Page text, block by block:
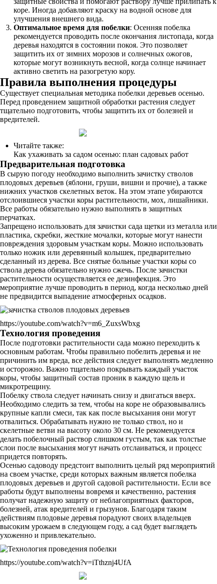
коре. Иногда добавляют краску на водной основе для
улучшения внешнего вида.
Оптимальное время для побелки: Осенняя побелка
рекомендуется проводить после окончания листопада, когда
деревья находятся в состоянии покоя. Это позволяет
защитить их от зимних морозов и солнечных ожогов,
которые могут возникнуть весной, когда солнце начинает
активно светить на разогретую кору.
Правила выполнения процедуры
Существует специальная методика побелки деревьев осенью.
Перед проведением защитной обработки растения следует
тщательно подготовить, чтобы защитить их от болезней и
вредителей.
Читайте также:
Как ухаживать за садом осенью: план садовых работ
Предварительная подготовка
В сырую погоду необходимо выполнить зачистку стволов
плодовых деревьев (яблони, груши, вишни и прочие), а также
нижних участков скелетных веток. На этом этапе убираются
отслоившиеся участки коры растительности, мох, лишайники.
Все работы обязательно нужно выполнять в защитных
перчатках.
Запрещено использовать для зачистки сада щетки из металла или
пластика, скребки, жесткие мочалки, которые могут нанести
повреждения здоровым участкам коры. Можно использовать
только ножик или деревянный колышек, предварительно
сделанный из дерева. Все снятые больные участки коры со
ствола дерева обязательно нужно сжечь. После зачистки
растительности осуществляется ее дезинфекция. Это
мероприятие лучше проводить в период, когда несколько дней
не предвидится выпадение атмосферных осадков.
https://youtube.com/watch?v=m6_ZuxsWbxg
Технология проведения
После подготовки растительности сада можно переходить к
основным работам. Чтобы правильно побелить деревья и не
причинить им вреда, все действия следует выполнять медленно
и осторожно. Важно тщательно покрывать каждый участок
коры, чтобы защитный состав проник в каждую щель и
микротрещину.
Побелку ствола следует начинать снизу и двигаться вверх.
Необходимо следить за тем, чтобы на коре не образовывались
крупные капли смеси, так как после высыхания они могут
отвалиться. Обрабатывать нужно не только ствол, но и
скелетные ветви на высоту около 30 см. Не рекомендуется
делать побелочный раствор слишком густым, так как толстые
слои после высыхания могут начать отслаиваться, и процесс
придется повторять.
Осенью садоводу предстоит выполнить целый ряд мероприятий
на своем участке, среди которых важным является побелка
плодовых деревьев и другой садовой растительности. Если все
работы будут выполнены вовремя и качественно, растения
получат надежную защиту от неблагоприятных факторов,
болезней, атак вредителей и грызунов. Благодаря таким
действиям плодовые деревья порадуют своих владельцев
высоким урожаем в следующем году, а сад будет выглядеть
ухоженно и привлекательно.
https://youtube.com/watch?v=iTthznj4UfA